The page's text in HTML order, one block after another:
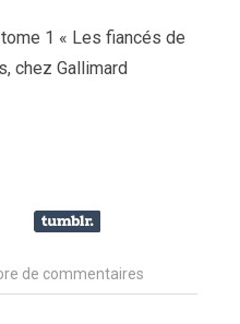
1 « Les fiancés de
chez Gallimard
de commentaires